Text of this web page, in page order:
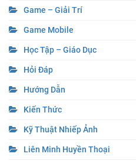
Game – Giải Trí
Game Mobile
Học Tập – Giáo Dục
Hỏi Đáp
Hướng Dẫn
Kiến Thức
Kỹ Thuật Nhiếp Ảnh
Liên Minh Huyền Thoại